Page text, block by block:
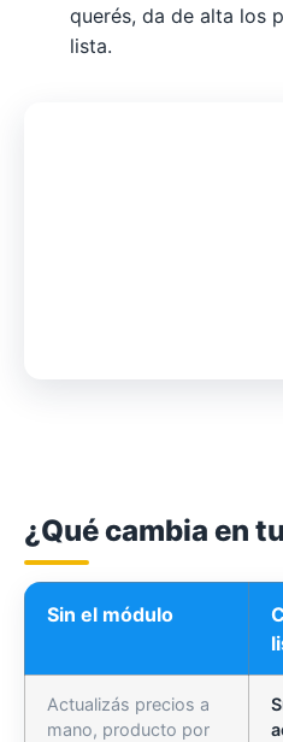
querés, da de alta los
lista.
¿Qué cambia en
Sin el módulo
Actualizás precios a
mano, producto por